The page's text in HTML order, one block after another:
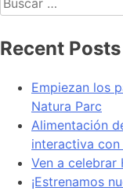
Recent Posts
Empiezan los
Natura Parc
Alimentación
interactiva con
Ven a celebrar
¡Estrenamos